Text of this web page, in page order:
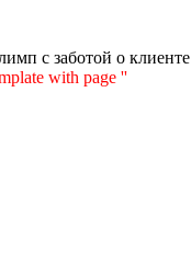
с заботой о клиенте
with page ''